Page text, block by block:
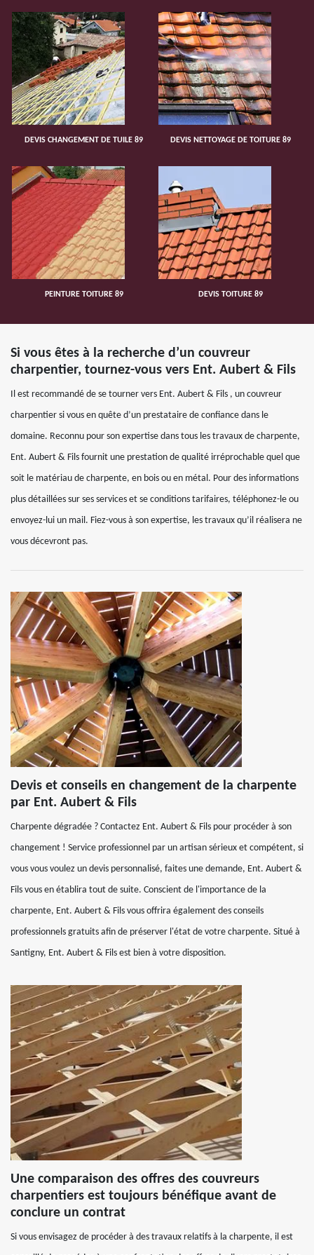
DEVIS CHANGEMENT DE TUILE 89 DEVIS NETTOYAGE DE TOITURE 89
PEINTURE TOITURE 89 DEVIS TOITURE 89
Si vous êtes à la recherche d’un couvreur
charpentier, tournez-vous vers Ent. Aubert & Fils
Il est recommandé de se tourner vers Ent. Aubert & Fils , un couvreur
charpentier si vous en quête d’un prestataire de confiance dans le
domaine. Reconnu pour son expertise dans tous les travaux de charpente,
Ent. Aubert & Fils fournit une prestation de qualité irréprochable quel que
soit le matériau de charpente, en bois ou en métal. Pour des informations
plus détaillées sur ses services et se conditions tarifaires, téléphonez-le ou
envoyez-lui un mail. Fiez-vous à son expertise, les travaux qu’il réalisera ne
vous décevront pas.
Devis et conseils en changement de la charpente
par Ent. Aubert & Fils
Charpente dégradée ? Contactez Ent. Aubert & Fils pour procéder à son
changement ! Service professionnel par un artisan sérieux et compétent, si
vous vous voulez un devis personnalisé, faites une demande, Ent. Aubert &
Fils vous en établira tout de suite. Conscient de l'importance de la
charpente, Ent. Aubert & Fils vous offrira également des conseils
professionnels gratuits afin de préserver l'état de votre charpente. Situé à
Santigny, Ent. Aubert & Fils est bien à votre disposition.
Une comparaison des offres des couvreurs
charpentiers est toujours bénéfique avant de
conclure un contrat
Si vous envisagez de procéder à des travaux relatifs à la charpente, il est